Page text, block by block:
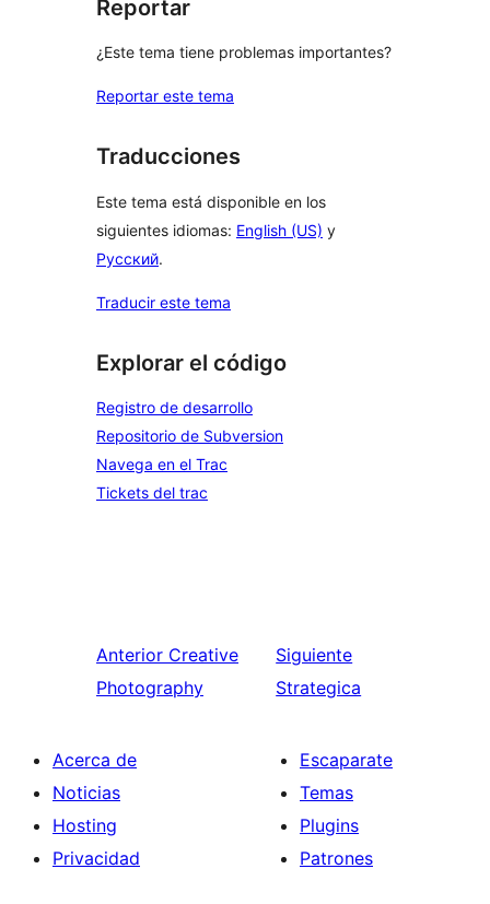
Reportar
¿Este tema tiene problemas importantes?
Reportar este tema
Traducciones
Este tema está disponible en los
siguientes idiomas: English (US) y
Русский.
Traducir este tema
Explorar el código
Registro de desarrollo
Repositorio de Subversion
Navega en el Trac
Tickets del trac
Anterior Creative
Photography
Siguiente
Strategica
Acerca de
Noticias
Hosting
Privacidad
Escaparate
Temas
Plugins
Patrones